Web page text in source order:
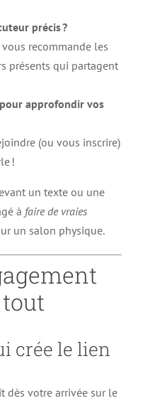
précis ?
recommande les
présents qui partagent
approfondir vos
(ou vous inscrire)
!
un texte ou une
à faire de vraies
un salon physique.
crée le lien
dès votre arrivée sur le